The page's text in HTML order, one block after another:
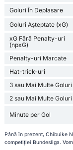
Goluri În Deplasare
Goluri Așteptate (xG)
xG Fără Penalty-uri
(npxG)
Penalty-uri Marcate
Hat-trick-uri
3 sau Mai Multe Goluri
2 sau Mai Multe Goluri
Minute per Gol
Până în prezent, Chibuike
competiției Bundesliga.